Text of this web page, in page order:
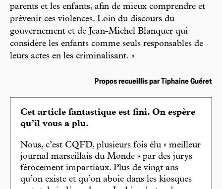
parents et les enfants, afin de mieux comprendre et
prévenir ces violences. Loin du discours du
gouvernement et de Jean-Michel Blanquer qui
considère les enfants comme seuls responsables de
leurs actes en les criminalisant. »
Propos recueillis par Tiphaine Guéret
Cet article fantastique est fini. On espère
qu’il vous a plu.
Nous, c’est CQFD, plusieurs fois élu « meilleur
journal marseillais du Monde » par des jurys
férocement impartiaux. Plus de vingt ans
qu’on existe et qu’on aboie dans les kiosques